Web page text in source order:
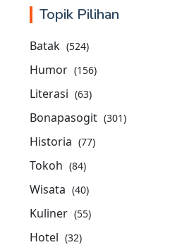
Topik Pilihan
Batak (524)
Humor (156)
Literasi (63)
Bonapasogit (301)
Historia (77)
Tokoh (84)
Wisata (40)
Kuliner (55)
Hotel (32)